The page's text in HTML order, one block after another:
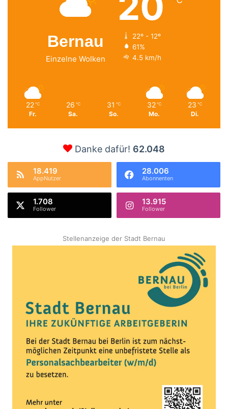
Bernau
Einzelne Wolken
22º - 12º
61%
4.5 km/h
22 ℃
Fr.
26 ℃
Sa.
31 ℃
So.
32 ℃
Mo.
23 ℃
Di.
Danke dafür! 62.048
18.419
AppNutzer
28.006
Abonnenten
1.708
Follower
13.915
Follower
Stellenanzeige der Stadt Bernau